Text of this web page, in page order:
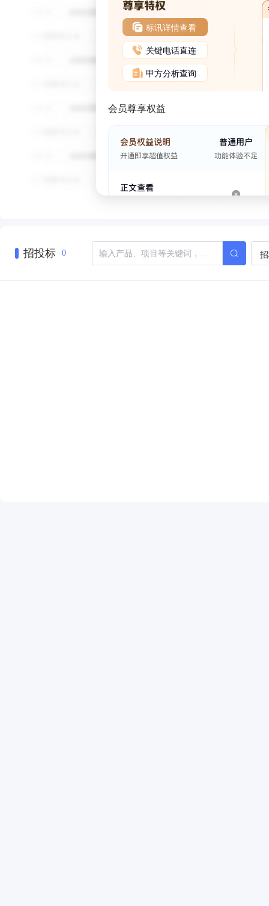
标讯详情查看
关键电话直连
甲方分析查询
会员尊享权益
招投标 0